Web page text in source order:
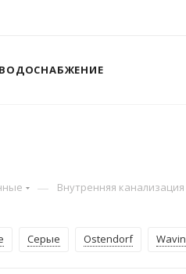
ВОДОСНАБЖЕНИЕ
— Внутренняя канализация
Серые Ostendorf Wavin